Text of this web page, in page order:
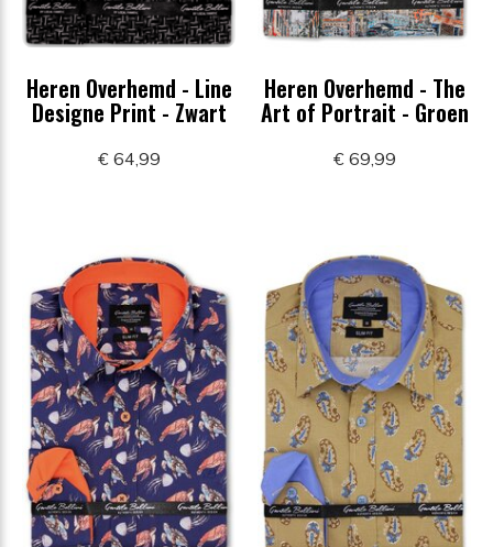
Heren Overhemd - Line
Designe Print - Zwart
€ 64,99
Heren Overhemd - The
Art of Portrait - Groen
€ 69,99